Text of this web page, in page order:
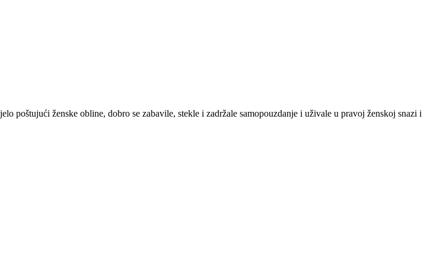
poštujući ženske obline, dobro se zabavile, stekle i zadržale samopouzdanje i uživale u pravoj ženskoj snazi i